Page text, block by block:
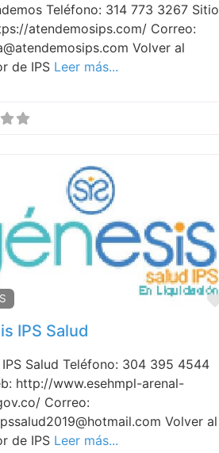
Teléfono: 314 773 3267 Sitio
atendemosips.com/ Correo:
Volver al
de IPS Leer más...
IPS Salud
IPS Salud Teléfono: 304 395 4544
http://www.esehmpl-arenal-
Correo:
Volver al
de IPS Leer más...